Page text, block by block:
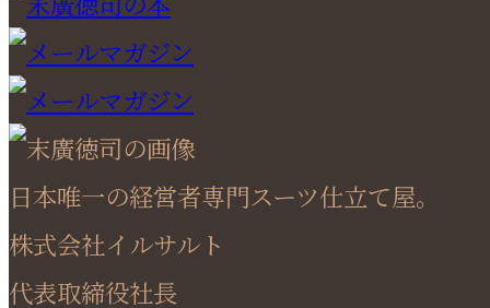
日本唯一の経営者専門スーツ仕立て屋。
株式会社イルサルト
代表取締役社長